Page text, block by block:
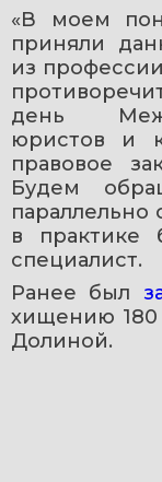
«В моем
приняли
из
день
юристов и
правовое
Будем
параллельно
в практике
специалист.
Ранее был
хищению 180
Долиной.